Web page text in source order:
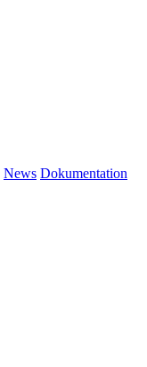
News Dokumentation